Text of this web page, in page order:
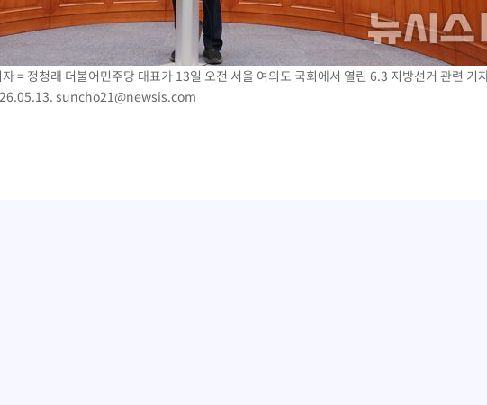
= 정청래 더불어민주당 대표가 13일 오전 서울 여의도 국회에서 열린 6.3 지방선거 관련 기
suncho21@newsis.com